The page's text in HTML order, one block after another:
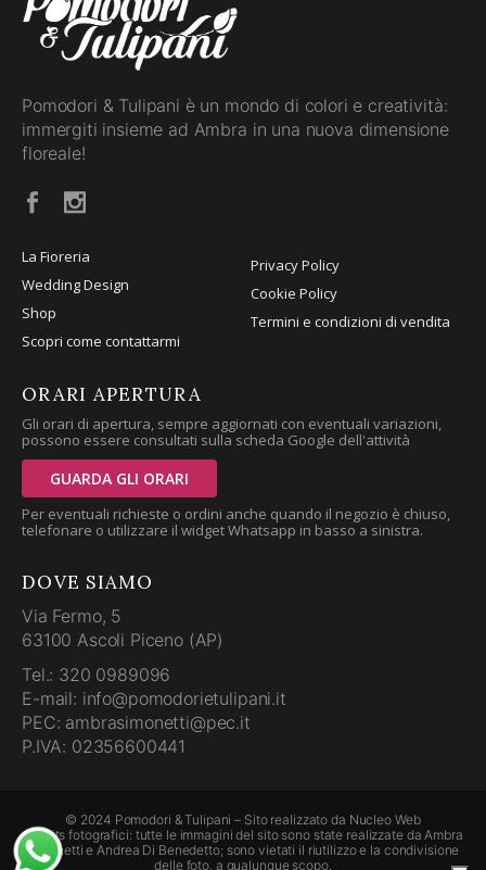
Pomodori & Tulipani è un mondo di colori e creatività:
immergiti insieme ad Ambra in una nuova dimensione
floreale!
La Fioreria
Wedding Design
Shop
Scopri come contattarmi
Privacy Policy
Cookie Policy
Termini e condizioni di vendita
ORARI APERTURA
Gli orari di apertura, sempre aggiornati con eventuali variazioni,
possono essere consultati sulla scheda Google dell'attività
GUARDA GLI ORARI
Per eventuali richieste o ordini anche quando il negozio è chiuso,
telefonare o utilizzare il widget Whatsapp in basso a sinistra.
DOVE SIAMO
Via Fermo, 5
63100 Ascoli Piceno (AP)
Tel.: 320 0989096
E-mail: info@pomodorietulipani.it
PEC: ambrasimonetti@pec.it
P.IVA: 02356600441
© 2024 Pomodori & Tulipani – Sito realizzato da Nucleo Web
Credits fotografici: tutte le immagini del sito sono state realizzate da Ambra
Simonetti e Andrea Di Benedetto; sono vietati il riutilizzo e la condivisione
delle foto, a qualunque scopo.